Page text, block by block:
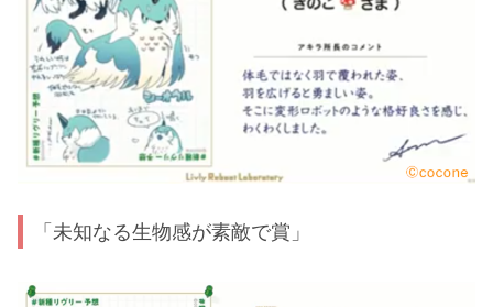
「未知なる生物感が素敵で賞」